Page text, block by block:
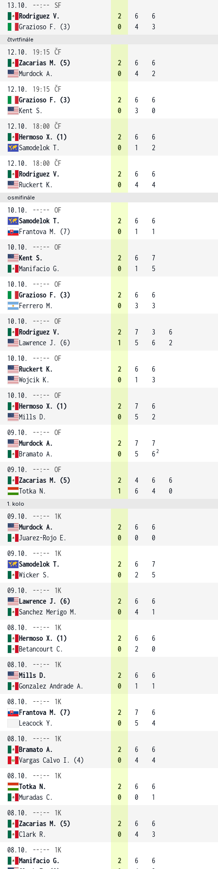
13.10.
--:--
SF
Rodriguez V.
Grazioso F. (3)
2
0
6
4
6
3
čtvrtfinále
12.10. 19:15 ČF
Zacarias M. (5)
Murdock A.
2
0
6
4
6
2
12.10.
19:15 ČF
Grazioso F. (3)
Kent S.
2
0
6
3
6
0
12.10.
18:00 ČF
Hermoso X. (1)
Samodelok T.
2
0
6
1
6
2
12.10.
18:00 ČF
Rodriguez V.
Ruckert K.
2
0
6
4
6
4
osmifinále
10.10. --:--
OF
Samodelok T.
Frantova M. (7)
2
0
6
1
6
1
10.10.
--:--
OF
Kent S.
Manifacio G.
2
0
6
1
7
5
10.10.
--:--
OF
Grazioso F. (3)
Ferrero M.
2
0
6
3
6
3
10.10.
--:--
OF
Rodriguez V.
Lawrence J. (6)
2
1
7
5
3
6
6
2
10.10.
--:--
OF
Ruckert K.
Wojcik K.
2
0
6
1
6
3
10.10.
--:--
OF
Hermoso X. (1)
Mills D.
2
0
7
5
6
2
09.10.
--:--
OF
Murdock A.
Bramato A.
2
0
7
5
7
62
09.10. --:--
OF
Zacarias M. (5)
Totka N.
2
1
4
6
6
4
6
0
1. kolo
09.10. --:--
1K
Murdock A.
Juarez-Rojo E.
2
0
6
0
6
0
09.10.
--:--
1K
Samodelok T.
Wicker S.
2
0
6
2
7
5
09.10.
--:--
1K
Lawrence J. (6)
Sanchez Merigo M.
2
0
6
4
6
1
08.10.
--:--
1K
Hermoso X. (1)
Betancourt C.
2
0
6
2
6
0
08.10.
--:--
1K
Mills D.
Gonzalez Andrade A.
2
0
6
1
6
1
08.10.
--:--
1K
Frantova M. (7)
Leacock Y.
2
0
7
5
6
4
08.10.
--:--
1K
Bramato A.
Vargas Calvo I. (4)
2
0
6
4
6
4
08.10.
--:--
1K
Totka N.
Muradas C.
2
0
6
0
6
1
08.10.
--:--
1K
Zacarias M. (5)
Clark R.
2
0
6
4
6
3
08.10.
--:--
1K
Manifacio G.
2
6
6